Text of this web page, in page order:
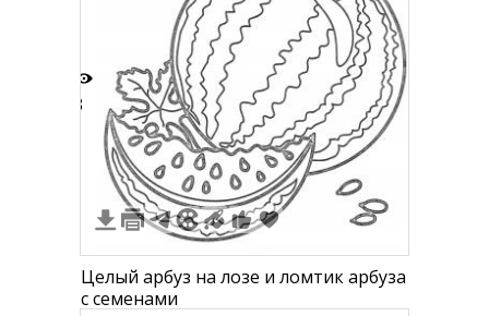
3
Целый арбуз на лозе и ломтик арбуза
с семенами